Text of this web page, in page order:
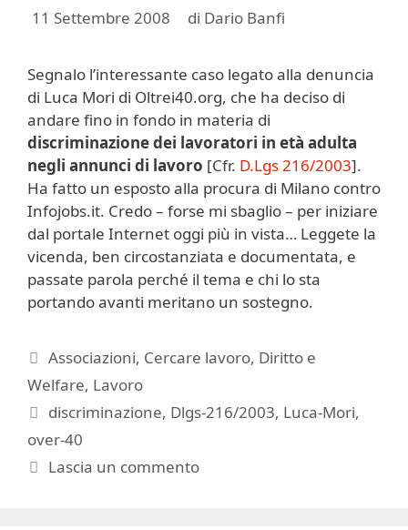
11 Settembre 2008 di Dario Banfi
Segnalo l’interessante caso legato alla denuncia
di Luca Mori di Oltrei40.org, che ha deciso di
andare fino in fondo in materia di
discriminazione dei lavoratori in età adulta
negli annunci di lavoro [Cfr. D.Lgs 216/2003].
Ha fatto un esposto alla procura di Milano contro
Infojobs.it. Credo – forse mi sbaglio – per iniziare
dal portale Internet oggi più in vista… Leggete la
vicenda, ben circostanziata e documentata, e
passate parola perché il tema e chi lo sta
portando avanti meritano un sostegno.
Categorie
Associazioni, Cercare lavoro, Diritto e
Welfare, Lavoro
Tag
discriminazione, Dlgs-216/2003, Luca-Mori,
over-40
Lascia un commento